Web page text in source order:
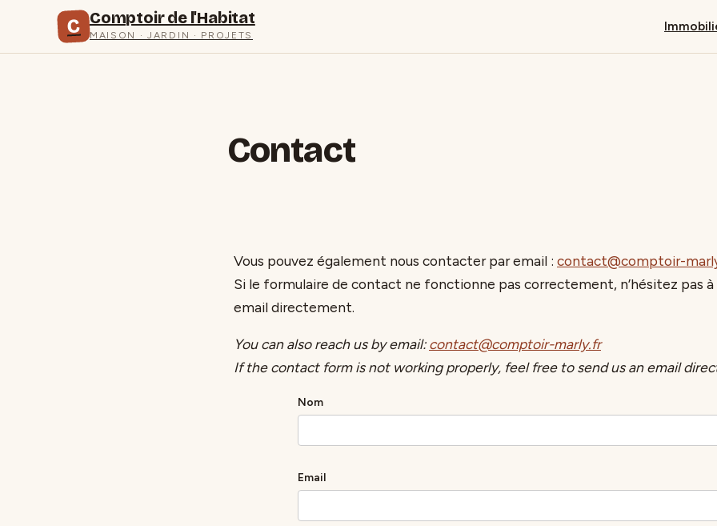
C Comptoir de l'Habitat
MAISON · JARDIN · PROJETS
Contact
Vous pouvez également nous contacter par email : contact@comptoir-
Si le formulaire de contact ne fonctionne pas correctement, n’hésitez pas à
email directement.
You can also reach us by email:contact@comptoir-marly.fr
If the contact form is not working properly, feel free to send us an email
Nom
Email